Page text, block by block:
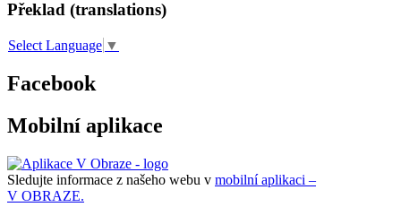
Překlad (translations)
Select Language ▼
Facebook
Mobilní aplikace
Sledujte informace z našeho webu v mobilní aplikaci –
V OBRAZE.